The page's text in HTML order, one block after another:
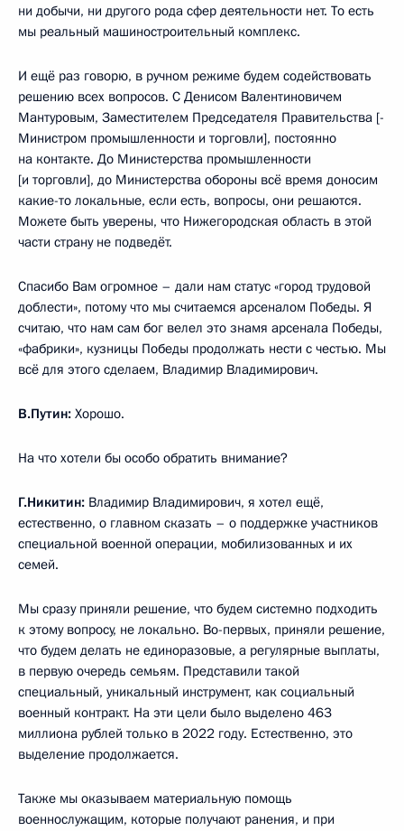
ни добычи, ни другого рода сфер деятельности нет. То есть
мы реальный машиностроительный комплекс.
И ещё раз говорю, в ручном режиме будем содействовать
решению всех вопросов. С Денисом Валентиновичем
Мантуровым, Заместителем Председателя Правительства [-
Министром промышленности и торговли], постоянно
на контакте. До Министерства промышленности
[и торговли], до Министерства обороны всё время доносим
какие-то локальные, если есть, вопросы, они решаются.
Можете быть уверены, что Нижегородская область в этой
части страну не подведёт.
Спасибо Вам огромное – дали нам статус «город трудовой
доблести», потому что мы считаемся арсеналом Победы. Я
считаю, что нам сам бог велел это знамя арсенала Победы,
«фабрики», кузницы Победы продолжать нести с честью. Мы
всё для этого сделаем, Владимир Владимирович.
В.Путин: Хорошо.
На что хотели бы особо обратить внимание?
Г.Никитин: Владимир Владимирович, я хотел ещё,
естественно, о главном сказать – о поддержке участников
специальной военной операции, мобилизованных и их
семей.
Мы сразу приняли решение, что будем системно подходить
к этому вопросу, не локально. Во-первых, приняли решение,
что будем делать не единоразовые, а регулярные выплаты,
в первую очередь семьям. Представили такой
специальный, уникальный инструмент, как социальный
военный контракт. На эти цели было выделено 463
миллиона рублей только в 2022 году. Естественно, это
выделение продолжается.
Также мы оказываем материальную помощь
военнослужащим, которые получают ранения, и при